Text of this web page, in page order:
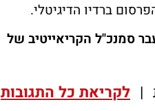
ברדיו הדיגיטלי.
סמנכ"ל הקריאייטיב של
| לקריאת כל התגובות